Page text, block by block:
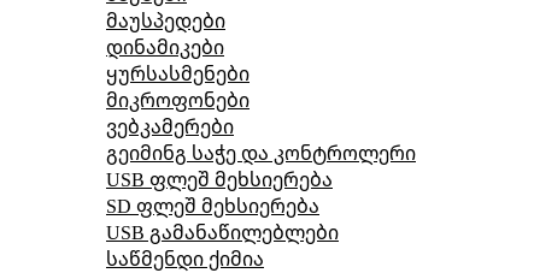
მაუსპედები
დინამიკები
ყურსასმენები
მიკროფონები
ვებკამერები
გეიმინგ საჭე და კონტროლერი
USB ფლეშ მეხსიერება
SD ფლეშ მეხსიერება
USB გამანაწილებლები
საწმენდი ქიმია